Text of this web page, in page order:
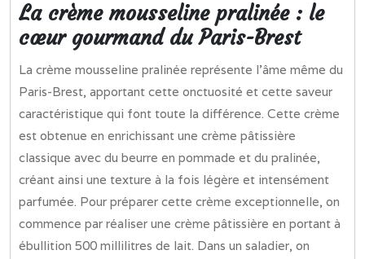
La crème mousseline pralinée : le
cœur gourmand du Paris-Brest
La crème mousseline pralinée représente l’âme même du
Paris-Brest, apportant cette onctuosité et cette saveur
caractéristique qui font toute la différence. Cette crème
est obtenue en enrichissant une crème pâtissière
classique avec du beurre en pommade et du pralinée,
créant ainsi une texture à la fois légère et intensément
parfumée. Pour préparer cette crème exceptionnelle, on
commence par réaliser une crème pâtissière en portant à
ébullition 500 millilitres de lait. Dans un saladier, on